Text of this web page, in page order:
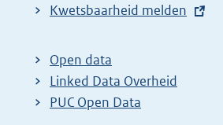
E
t
e
r
Kwetsbaarheid melden
Open data
Linked Data Overheid
PUC Open Data